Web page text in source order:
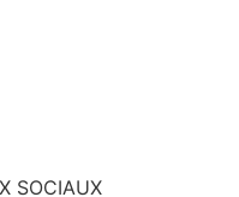
SOCIAUX